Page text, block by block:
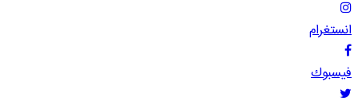
انستغرام
فيسبوك